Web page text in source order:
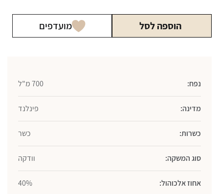
הוספה לסל מועדפים
נפח: 700 מ"ל
מדינה: פינלנד
כשרות: כשר
סוג המשקה: וודקה
אחוז אלכוהול: 40%